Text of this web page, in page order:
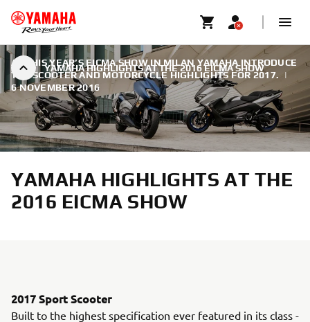
YAMAHA HIGHLIGHTS AT THE 2016 EICMA SHOW
AT THIS YEAR’S EICMA SHOW IN MILAN YAMAHA INTRODUCE
THE SCOOTER AND MOTORCYCLE HIGHLIGHTS FOR 2017.
|
6 NOVEMBER 2016
YAMAHA HIGHLIGHTS AT THE
2016 EICMA SHOW
2017 Sport Scooter
Built to the highest specification ever featured in its class -